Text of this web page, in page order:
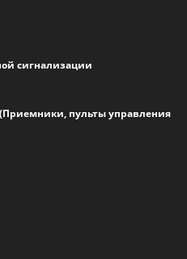
сигнализации
пульты управления